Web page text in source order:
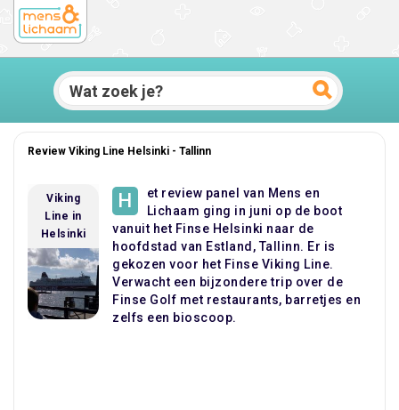
Review Viking Line Helsinki - Tallinn
Viking
Line in
Helsinki
H
et review panel van Mens en
Lichaam ging in juni op de boot
vanuit het Finse Helsinki naar de
hoofdstad van Estland, Tallinn. Er is
gekozen voor het Finse Viking Line.
Verwacht een bijzondere trip over de
Finse Golf met restaurants, barretjes en
zelfs een bioscoop.